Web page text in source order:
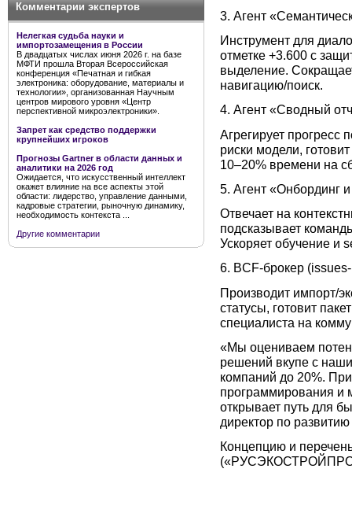
Комментарии экспертов
Нелегкая судьба науки и
импортозамещения в России
В двадцатых числах июня 2026 г. на базе
МФТИ прошла Вторая Всероссийская
конференция «Печатная и гибкая
электроника: оборудование, материалы и
технологии», организованная Научным
центров мирового уровня «Центр
перспективной микроэлектроники».
Запрет как средство поддержки
крупнейших игроков
Прогнозы Gartner в области данных и
аналитики на 2026 год
Ожидается, что искусственный интеллект
окажет влияние на все аспекты этой
области: лидерство, управление данными,
кадровые стратегии, рыночную динамику,
необходимость контекста ...
Другие комментарии
3. Агент
Инструмент для
отметке +3.600 с
выделение.
навигацию/поиск.
4. Агент «Сводный
Агрегирует прогресс
риски модели,
10–20% времени на
5. Агент «Онбординг
Отвечает на
подсказывает
Ускоряет обучение и
6. BCF-брокер
Производит импорт/
статусы, готовит
специалиста на
«Мы оцениваем
решений вкупе с
компаний до 20%.
программирования и
открывает путь для
директор по
Концепцию и